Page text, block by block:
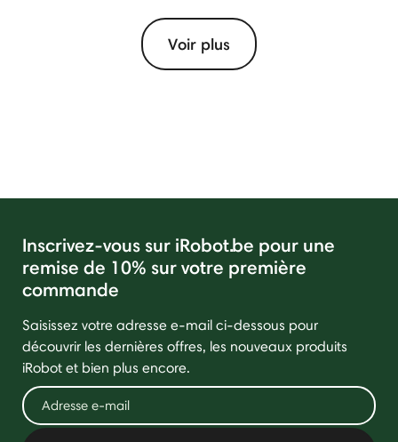
Voir plus
Inscrivez-vous sur iRobot.be pour une
remise de 10% sur votre première
commande
Saisissez votre adresse e-mail ci-dessous pour
découvrir les dernières offres, les nouveaux produits
iRobot et bien plus encore.